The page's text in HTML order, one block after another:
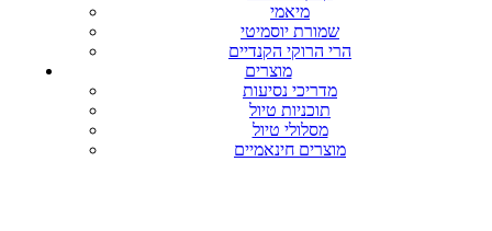
מיאמי
שמורת יוסמיטי
הרי הרוקי הקנדיים
מוצרים
מדריכי נסיעות
תוכניות טיול
מסלולי טיול
מוצרים חינאמיים